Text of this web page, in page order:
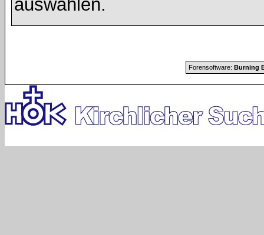
auswählen.
Forensoftware: Burning